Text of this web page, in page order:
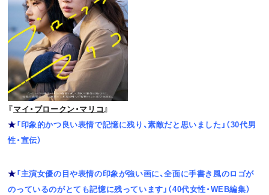
『マイ・ブロークン・マリコ 』
★「印象的かつ良い表情で記憶に残り、素敵だと思いました」（30代男
性・宣伝）
★「主演女優の目や表情の印象が強い画に、全面に手書き風のロゴが
のっているのがとても記憶に残っています」（40代女性・WEB編集）